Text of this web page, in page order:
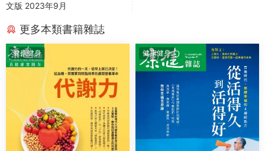
文版 2023年9月
更多本類書籍雜誌
健康健身 健康健身